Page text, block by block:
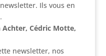
Ils vous en
Achter, Cédric Motte,
newsletter, nos